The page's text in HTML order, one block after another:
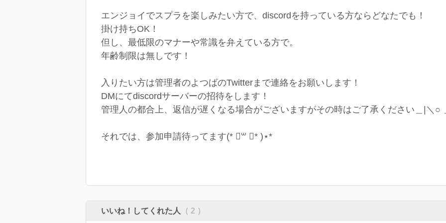
エンジョイでスプラを楽しみたい方で、discordを持っている方ならどなたでも！
掛け持ちOK！
但し、最低限のマナーや常識を弁えている方で。
年齢制限は無しです！
入りたい方は管理者のよつばのTwitterまで連絡をお願いします！
DMにてdiscordサーバーの招待をします！
管理人の都合上、返信が遅くなる場合がございますがその時はご了承ください＿|＼○
それでは、参加申請待ってます(* ॑꒳ ॑* )⋆*
いいね！してくれた人 （ 2 ）